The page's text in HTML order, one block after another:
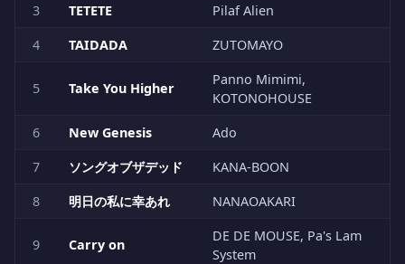
3 TETETE
Pilaf Alien
4
TAIDADA ZUTOMAYO
5 Take You Higher
Panno Mimimi,
KOTONOHOUSE
6
New Genesis
Ado
7
ソングオブザデッド
KANA-BOON
8
明日の私に幸あれ NANAOAKARI
9 Carry on
DE DE MOUSE, Pa's Lam
System